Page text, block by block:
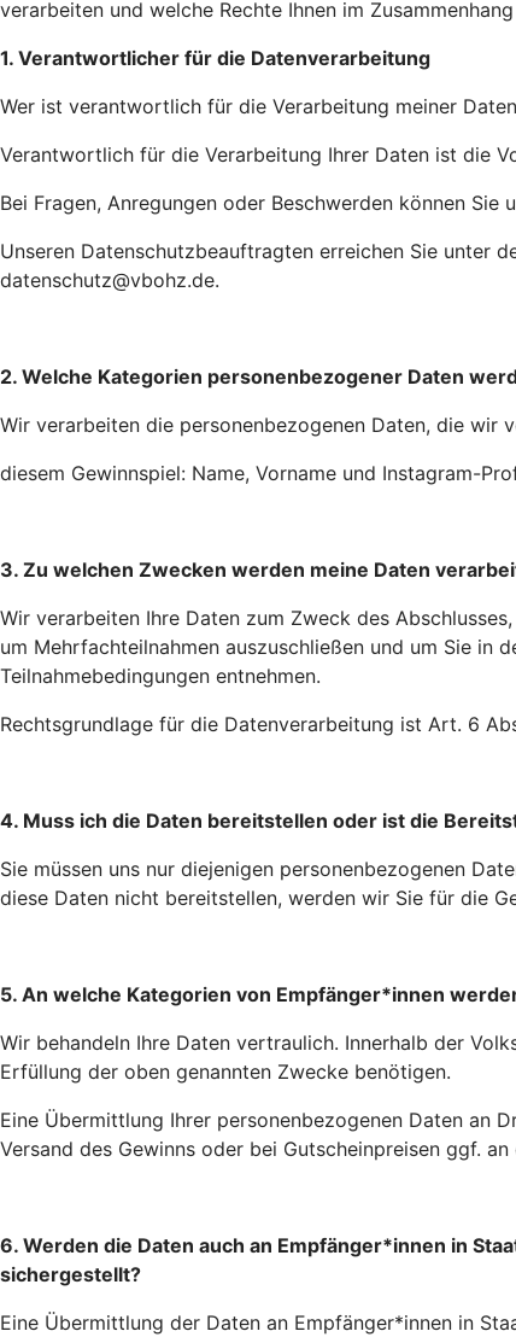
verarbeiten und welche Rechte Ihnen im
1. Verantwortlicher für die Datenverarbeitung
Wer ist verantwortlich für die Verarbeitung meiner
Verantwortlich für die Verarbeitung Ihrer Daten ist die
Bei Fragen, Anregungen oder Beschwerden können Sie
Unseren Datenschutzbeauftragten erreichen Sie unter
datenschutz@vbohz.de.
2. Welche Kategorien personenbezogener Daten
Wir verarbeiten die personenbezogenen Daten, die wir
diesem Gewinnspiel: Name, Vorname und Instagram-
3. Zu welchen Zwecken werden meine Daten
Wir verarbeiten Ihre Daten zum Zweck des
um Mehrfachteilnahmen auszuschließen und um Sie in
Teilnahmebedingungen entnehmen.
Rechtsgrundlage für die Datenverarbeitung ist Art. 6
4. Muss ich die Daten bereitstellen oder ist die
Sie müssen uns nur diejenigen personenbezogenen
diese Daten nicht bereitstellen, werden wir Sie für die
5. An welche Kategorien von Empfänger*innen
Wir behandeln Ihre Daten vertraulich. Innerhalb der
Erfüllung der oben genannten Zwecke benötigen.
Eine Übermittlung Ihrer personenbezogenen Daten an
Versand des Gewinns oder bei Gutscheinpreisen ggf.
6. Werden die Daten auch an Empfänger*innen in
sichergestellt?
Eine Übermittlung der Daten an Empfänger*innen in